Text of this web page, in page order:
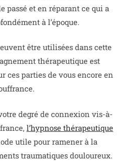
passé et en réparant ce qui a
à l’époque.
être utilisées dans cette
thérapeutique est
ces parties de vous encore en
degré de connexion vis-à-
l’hypnose thérapeutique
utile pour ramener à la
traumatiques douloureux.